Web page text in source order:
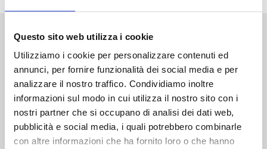
Questo sito web utilizza i cookie
Utilizziamo i cookie per personalizzare contenuti ed
annunci, per fornire funzionalità dei social media e per
analizzare il nostro traffico. Condividiamo inoltre
informazioni sul modo in cui utilizza il nostro sito con i
nostri partner che si occupano di analisi dei dati web,
pubblicità e social media, i quali potrebbero combinarle
con altre informazioni che ha fornito loro o che hanno
Altri volumi della serie